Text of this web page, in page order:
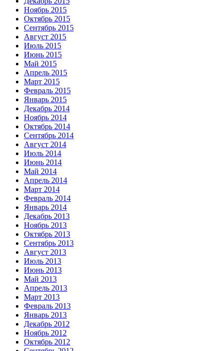
Ноябрь 2015
Октябрь 2015
Сентябрь 2015
Август 2015
Июль 2015
Июнь 2015
Май 2015
Апрель 2015
Март 2015
Февраль 2015
Январь 2015
Декабрь 2014
Ноябрь 2014
Октябрь 2014
Сентябрь 2014
Август 2014
Июль 2014
Июнь 2014
Май 2014
Апрель 2014
Март 2014
Февраль 2014
Январь 2014
Декабрь 2013
Ноябрь 2013
Октябрь 2013
Сентябрь 2013
Август 2013
Июль 2013
Июнь 2013
Май 2013
Апрель 2013
Март 2013
Февраль 2013
Январь 2013
Декабрь 2012
Ноябрь 2012
Октябрь 2012